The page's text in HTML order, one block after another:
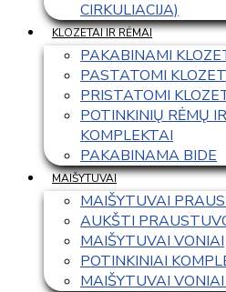
CIRKULIACIJA)
KLOZETAI IR RĖMAI
PAKABINAMI
PASTATOMI
PRISTATOMI
POTINKINIŲ RĖMŲ
KOMPLEKTAI
PAKABINAMA BIDE
MAIŠYTUVAI
MAIŠYTUVAI
AUKŠTI
MAIŠYTUVAI VONIAI
POTINKINIAI
MAIŠYTUVAI